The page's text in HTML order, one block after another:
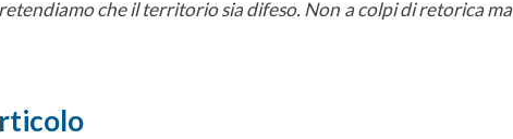
che il territorio sia difeso. Non a colpi di retorica ma